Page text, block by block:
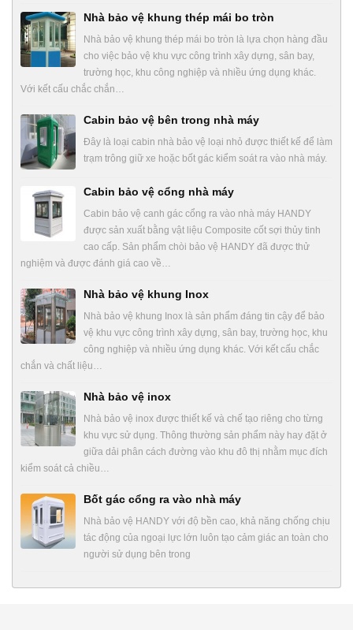
Nhà bảo vệ khung thép mái bo tròn
Nhà bảo vệ khung thép mái bo tròn là lựa chọn hàng đầu
cho việc bảo vệ khu vực công trình xây dựng, sân bay,
trường học, khu công nghiệp và nhiều ứng dụng khác.
Với kết cấu chắc chắn…
Cabin bảo vệ bên trong nhà máy
Đây là loại cabin nhà bảo vệ loại nhỏ được thiết kế để làm
trạm trông giữ xe hoặc bốt gác kiểm soát ra vào nhà máy.
Cabin bảo vệ cổng nhà máy
Cabin bảo vệ canh gác cổng ra vào nhà máy HANDY
được sản xuất bằng vật liệu Composite cốt sợi thủy tinh
cao cấp. Sản phẩm chòi bảo vệ HANDY đã được thử
nghiệm và được đánh giá cao về…
Nhà bảo vệ khung Inox
Nhà bảo vệ khung Inox là sản phẩm đáng tin cậy để bảo
vệ khu vực công trình xây dựng, sân bay, trường học, khu
công nghiệp và nhiều ứng dụng khác. Với kết cấu chắc
chắn và chất liệu…
Nhà bảo vệ inox
Nhà bảo vệ inox được thiết kế và chế tạo riêng cho từng
khu vực sử dụng. Thông thường sản phẩm này hay đặt ở
giữa dải phân cách đường vào khu đô thị nhằm mục đích
kiểm soát cả chiều…
Bốt gác cổng ra vào nhà máy
Nhà bảo vệ HANDY với độ bền cao, khả năng chống chịu
tác động của ngoại lực lớn luôn tạo cảm giác an toàn cho
người sử dụng bên trong